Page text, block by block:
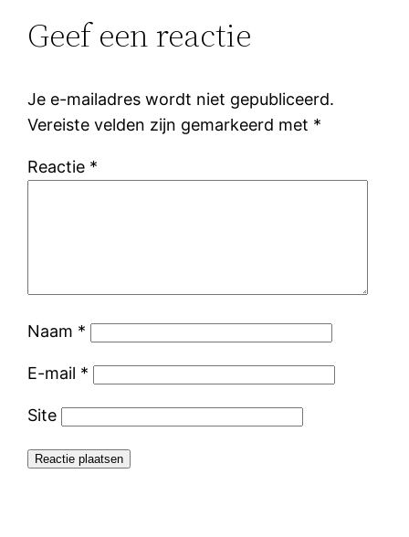
Geef een reactie
Je e-mailadres wordt niet gepubliceerd.
Vereiste velden zijn gemarkeerd met *
Reactie *
Naam *
E-mail *
Site